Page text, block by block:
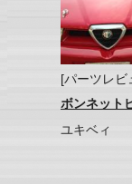
[パーツレビ
ボンネット
ユキベィ